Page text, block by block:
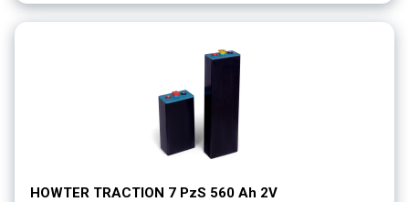
HOWTER TRACTION 7 PzS 560 Ah 2V